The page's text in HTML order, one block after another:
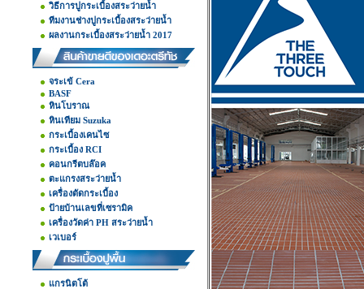
วิธีการปูกระเบื้องสระว่ายน้ำ
ทีมงานช่างปูกระเบื้องสระว่ายน้ำ
ผลงานกระเบื้องสระว่ายน้ำ 2017
จระเข้ Cera
BASF
หินโบราณ
หินเทียม Suzuka
กระเบื้องเคนไซ
กระเบื้อง RCI
คอนกรีตบล๊อค
ตะแกรงสระว่ายน้ำ
เครื่องตัดกระเบื้อง
ป้ายบ้านเลขที่เซรามิค
เครื่องวัดค่า PH สระว่ายน้ำ
เวเบอร์
แกรนิตโต้